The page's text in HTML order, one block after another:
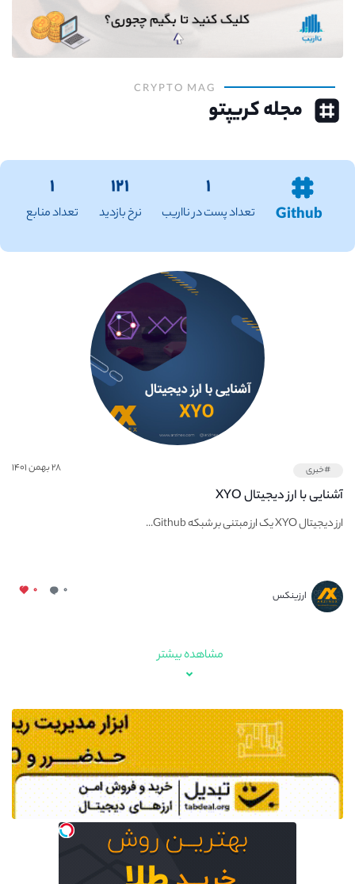
CRYPTO MAG
مجله کریپتو
Github
۱
تعداد پست در نااریب
۱۲۱
نرخ بازدید
۱
تعداد منابع
#خبری ۲۸ بهمن ۱۴۰۱
آشنایی با ارز دیجیتال XYO
ارز دیجیتال XYO یک ارز مبتنی بر شبکه Github...
ارزینکس ۰ ۰
مشاهده بیشتر